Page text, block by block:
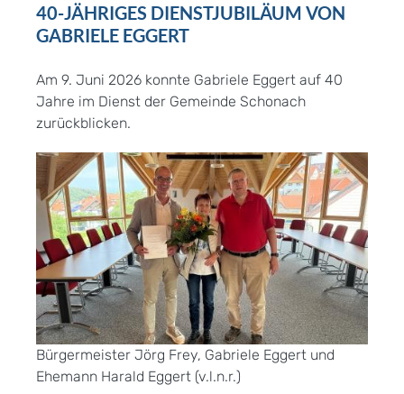
Bürgermeister Jörg Frey, Gabriele Eggert und
Ehemann Harald Eggert (v.l.n.r.)
40-JÄHRIGES DIENSTJUBILÄUM VON
GABRIELE EGGERT
Am 9. Juni 2026 konnte Gabriele Eggert auf 40
Jahre im Dienst der Gemeinde Schonach
zurückblicken.